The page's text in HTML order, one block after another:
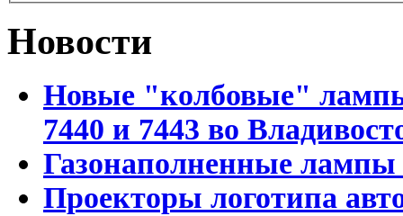
Новости
Новые "колбовые"
7440 и 7443 во
Газонаполненные лампы
Проекторы логотипа